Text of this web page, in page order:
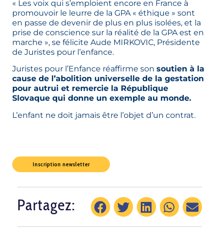
« Les voix qui s’emploient encore en France à
promouvoir le leurre de la GPA « éthique » sont
en passe de devenir de plus en plus isolées, et la
prise de conscience sur la réalité de la GPA est en
marche », se félicite Aude MIRKOVIC, Présidente
de Juristes pour l’enfance.
Juristes pour l’Enfance réaffirme son soutien à la
cause de l’abolition universelle de la gestation
pour autrui et remercie la République
Slovaque qui donne un exemple au monde.
L’enfant ne doit jamais être l’objet d’un contrat.
Inscription newsletter
Partagez: